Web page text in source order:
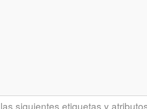
siguientes etiquetas y